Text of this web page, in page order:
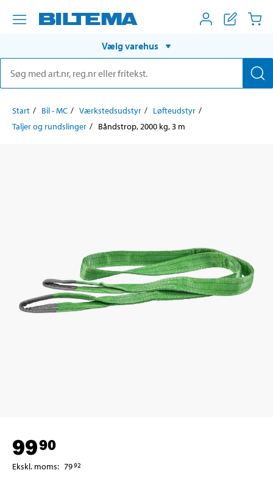
Vælg varehus
Start Bil - MC Værkstedsudstyr
Løfteudstyr
Taljer og rundslinger
Båndstrop, 2000 kg, 3 m
9990
Ekskl. moms: 7992